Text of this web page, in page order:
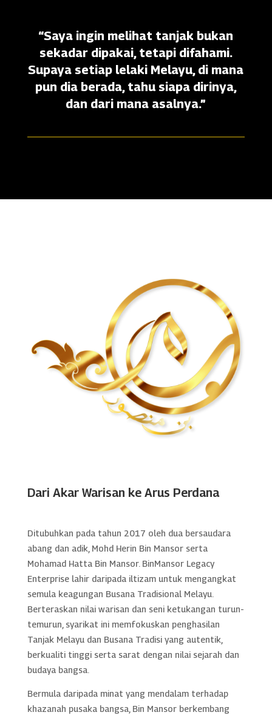
“Saya ingin melihat tanjak bukan
sekadar dipakai, tetapi difahami.
Supaya setiap lelaki Melayu, di mana
pun dia berada, tahu siapa dirinya,
dan dari mana asalnya.”
Dari Akar Warisan ke Arus Perdana
Ditubuhkan pada tahun 2017 oleh dua bersaudara
abang dan adik, Mohd Herin Bin Mansor serta
Mohamad Hatta Bin Mansor. BinMansor Legacy
Enterprise lahir daripada iltizam untuk mengangkat
semula keagungan Busana Tradisional Melayu.
Berteraskan nilai warisan dan seni ketukangan turun-
temurun, syarikat ini memfokuskan penghasilan
Tanjak Melayu dan Busana Tradisi yang autentik,
berkualiti tinggi serta sarat dengan nilai sejarah dan
budaya bangsa.
Bermula daripada minat yang mendalam terhadap
khazanah pusaka bangsa, Bin Mansor berkembang